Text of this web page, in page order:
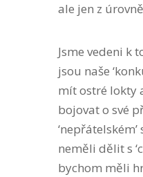
ale jen z
Jsme vedeni k
jsou naše
mít ostré lokty
bojovat o své
neměli dělit s
bychom měli